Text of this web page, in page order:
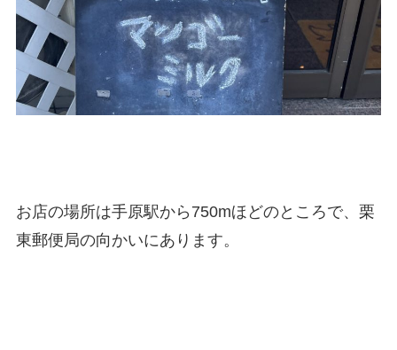
お店の場所は手原駅から750mほどのところで、栗
東郵便局の向かいにあります。